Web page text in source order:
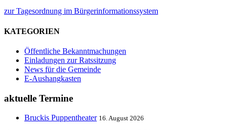
zur Tagesordnung im Bürgerinformationssystem
KATEGORIEN
Öffentliche Bekanntmachungen
Einladungen zur Ratssitzung
News für die Gemeinde
E-Aushangkasten
aktuelle Termine
Bruckis Puppentheater 16. August 2026